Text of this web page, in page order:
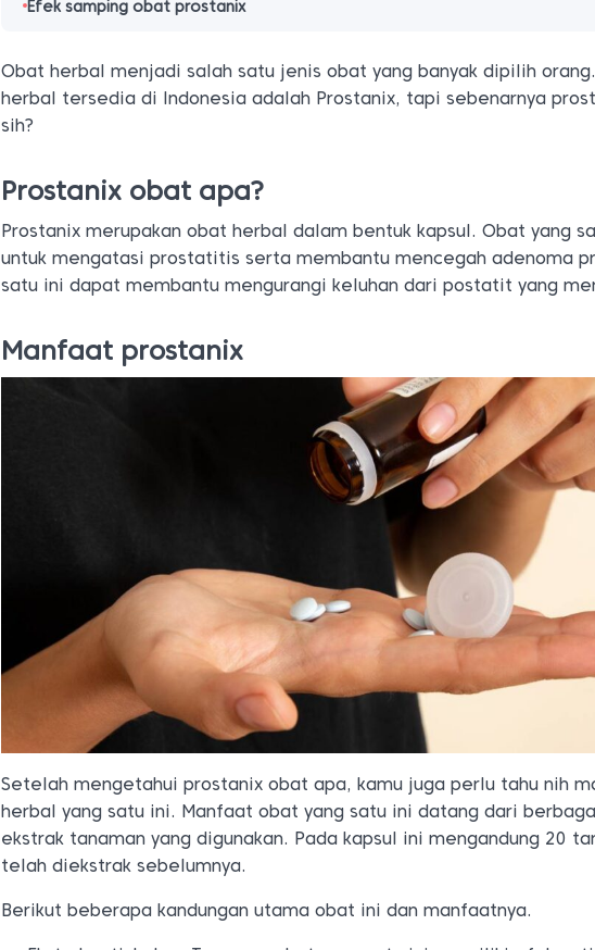
Efek samping obat prostanix
Obat herbal menjadi salah satu jenis obat yang banyak dipilih
herbal tersedia di Indonesia adalah Prostanix, tapi sebenarnya
sih?
Prostanix obat apa?
Prostanix merupakan obat herbal dalam bentuk kapsul. Obat yang
untuk mengatasi prostatitis serta membantu mencegah adenoma
satu ini dapat membantu mengurangi keluhan dari postatit yang
Manfaat prostanix
Setelah mengetahui prostanix obat apa, kamu juga perlu tahu nih
herbal yang satu ini. Manfaat obat yang satu ini datang dari
ekstrak tanaman yang digunakan. Pada kapsul ini mengandung 20
telah diekstrak sebelumnya.
Berikut beberapa kandungan utama obat ini dan manfaatnya.